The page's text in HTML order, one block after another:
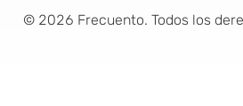
© 2026 Frecuento. Todos los